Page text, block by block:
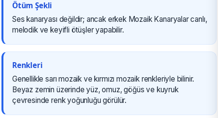
Ötüm Şekli
Ses kanaryası değildir; ancak erkek Mozaik Kanaryalar canlı,
melodik ve keyifli ötüşler yapabilir.
Renkleri
Genellikle sarı mozaik ve kırmızı mozaik renkleriyle bilinir.
Beyaz zemin üzerinde yüz, omuz, göğüs ve kuyruk
çevresinde renk yoğunluğu görülür.